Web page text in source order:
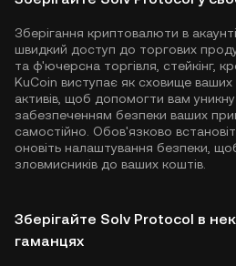
Зберігання криптовалюти в
швидкий доступ до торгових
та ф'ючерсна торгівля, стейкінг,
KuCoin виступає як сховище
активів, щоб допомогти вам
забезпеченням безпеки ваших
самостійно. Обов'язково
оновіть налаштування безпеки,
зловмисників до ваших коштів.
Зберігайте Solv Protocol в
гаманцях